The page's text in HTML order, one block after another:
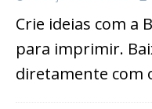
Crie ideias com a
para imprimir.
diretamente com